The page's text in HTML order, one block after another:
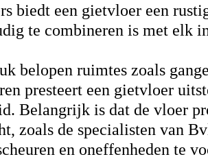
biedt een gietvloer een
te combineren is met elk
belopen ruimtes zoals
presteert een gietvloer
Belangrijk is dat de vloer
zoals de specialisten van
en oneffenheden te